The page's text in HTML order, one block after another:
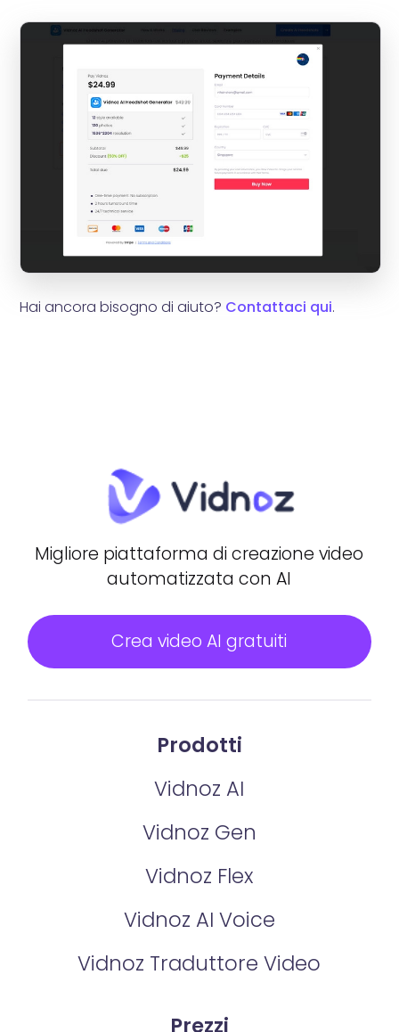
Hai ancora bisogno di aiuto? Contattaci qui.
Migliore piattaforma di creazione video
automatizzata con AI
Crea video AI gratuiti
Prodotti
Vidnoz AI
Vidnoz Gen
Vidnoz Flex
Vidnoz AI Voice
Vidnoz Traduttore Video
Prezzi